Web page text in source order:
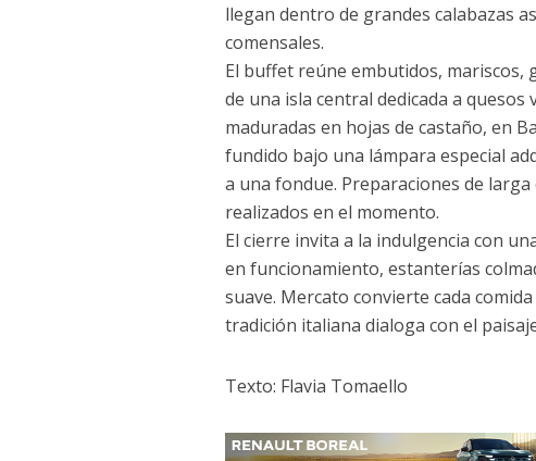
llegan dentro de grandes calabazas
comensales.
El buffet reúne embutidos, mariscos,
de una isla central dedicada a
maduradas en hojas de castaño, en
fundido bajo una lámpara especial
a una fondue. Preparaciones de
realizados en el momento.
El cierre invita a la indulgencia con
en funcionamiento, estanterías
suave. Mercato convierte cada
tradición italiana dialoga con el
Texto: Flavia Tomaello